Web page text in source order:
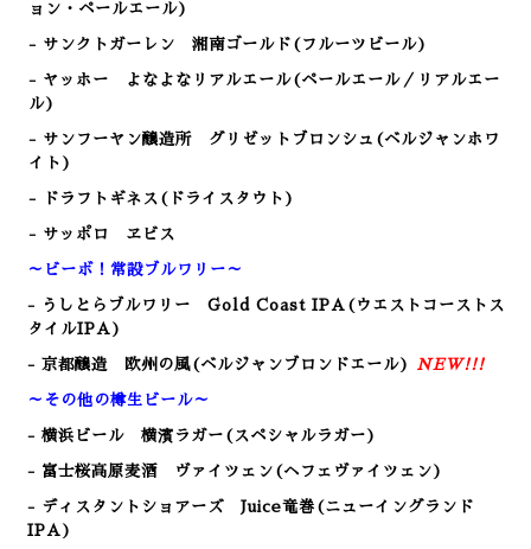
ョン・ペールエール)
- サンクトガーレン 湘南ゴールド(フルーツビール)
- ヤッホー よなよなリアルエール(ペールエール／リアルエー
ル)
- サンフーヤン醸造所 グリゼットブロンシュ(ベルジャンホワ
イト)
- ドラフトギネス(ドライスタウト)
- サッポロ ヱビス
～ビーボ！常設ブルワリー～
- うしとらブルワリー Gold Coast IPA(ウエストコーストス
タイルIPA)
- 京都醸造 欧州の風(ベルジャンブロンドエール) NEW!!!
～その他の樽生ビール～
- 横浜ビール 横濱ラガー(スペシャルラガー)
- 富士桜高原麦酒 ヴァイツェン(ヘフェヴァイツェン)
- ディスタントショアーズ Juice竜巻(ニューイングランド
IPA)